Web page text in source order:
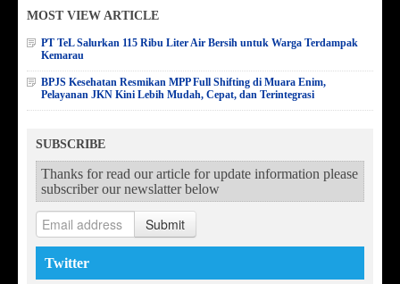
MOST VIEW ARTICLE
PT TeL Salurkan 115 Ribu Liter Air Bersih untuk Warga Terdampak
Kemarau
BPJS Kesehatan Resmikan MPP Full Shifting di Muara Enim,
Pelayanan JKN Kini Lebih Mudah, Cepat, dan Terintegrasi
SUBSCRIBE
Thanks for read our article for update information please
subscriber our newslatter below
Submit
Twitter